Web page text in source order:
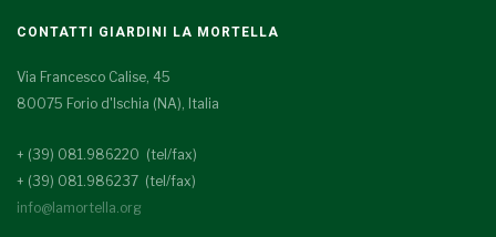
CONTATTI GIARDINI LA MORTELLA
Via Francesco Calise, 45
80075 Forio d'Ischia (NA), Italia
+ (39) 081.986220 (tel/fax)
+ (39) 081.986237 (tel/fax)
info@lamortella.org